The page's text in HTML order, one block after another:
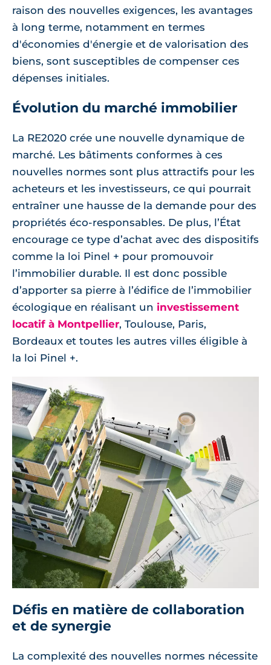
raison des nouvelles exigences, les avantages
à long terme, notamment en termes
d'économies d'énergie et de valorisation des
biens, sont susceptibles de compenser ces
dépenses initiales.
Évolution du marché immobilier
La RE2020 crée une nouvelle dynamique de
marché. Les bâtiments conformes à ces
nouvelles normes sont plus attractifs pour les
acheteurs et les investisseurs, ce qui pourrait
entraîner une hausse de la demande pour des
propriétés éco-responsables. De plus, l’État
encourage ce type d’achat avec des dispositifs
comme la loi Pinel + pour promouvoir
l’immobilier durable. Il est donc possible
d’apporter sa pierre à l’édifice de l’immobilier
écologique en réalisant un investissement
locatif à Montpellier, Toulouse, Paris,
Bordeaux et toutes les autres villes éligible à
la loi Pinel +.
Défis en matière de collaboration
et de synergie
La complexité des nouvelles normes nécessite